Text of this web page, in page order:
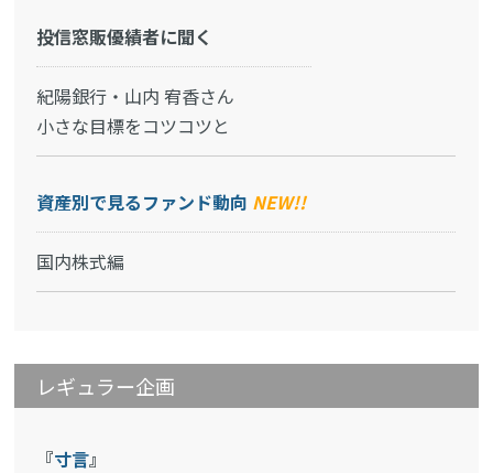
投信窓販優績者に聞く
紀陽銀行・山内 宥香さん
小さな目標をコツコツと
資産別で見るファンド動向 NEW!!
国内株式編
レギュラー企画
『寸言』